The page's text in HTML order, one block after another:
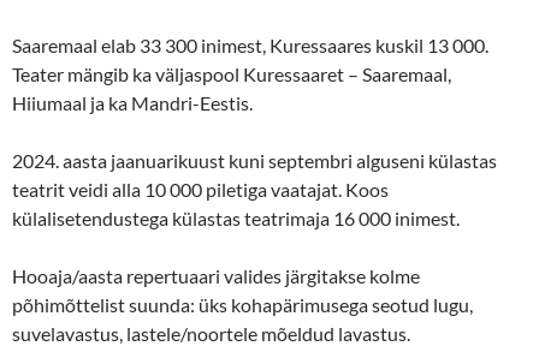
Saaremaal elab 33 300 inimest, Kuressaares kuskil 13 000.
Teater mängib ka väljaspool Kuressaaret – Saaremaal,
Hiiumaal ja ka Mandri-Eestis.
2024. aasta jaanuarikuust kuni septembri alguseni külastas
teatrit veidi alla 10 000 piletiga vaatajat. Koos
külalisetendustega külastas teatrimaja 16 000 inimest.
Hooaja/aasta repertuaari valides järgitakse kolme
põhimõttelist suunda: üks kohapärimusega seotud lugu,
suvelavastus, lastele/noortele mõeldud lavastus.